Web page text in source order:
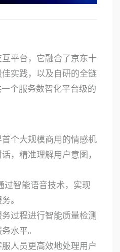
平台，它融合了京东十
实践，以及自研的全链
个服务数智化平台级的
个大规模商用的情感机
，精准理解用户意图，
过智能语音技术，实现
。
过程进行智能质量检测
水平。
人员更高效地处理用户